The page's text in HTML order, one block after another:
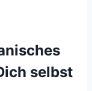
selbst